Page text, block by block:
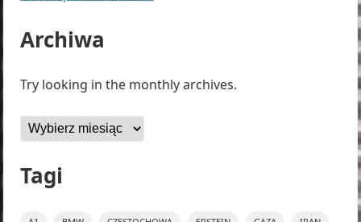
Archiwa
Try looking in the monthly archives.
Archiwa
Tagi